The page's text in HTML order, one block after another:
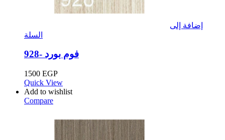
إضافة إلى
السلة
فوم بورد -928
1500 EGP
Quick View
Add to wishlist
Compare